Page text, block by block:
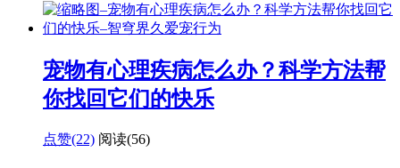
宠物有心理疾病怎么办？科学方法帮
你找回它们的快乐
点赞(22) 阅读(56)